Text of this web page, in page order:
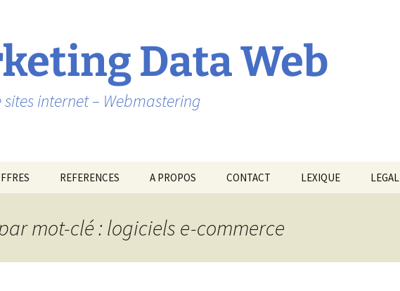
Data Web
internet – Webmastering
REFERENCES A PROPOS CONTACT LEXIQUE LEGAL
mot-clé : logiciels e-commerce